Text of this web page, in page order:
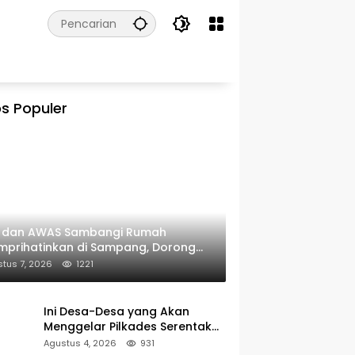
Populer
dan AWAS Sambangi Rumah
di Sampang, Dorong
Beri Bantuan RTLH
7, 2026 1221
Ini Desa-Desa yang Akan
Menggelar Pilkades Serentak
2027 di Kabupaten Sumenep
Agustus 4, 2026 931